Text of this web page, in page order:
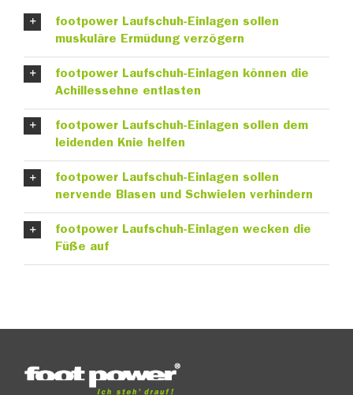
footpower Laufschuh-Einlagen sollen
muskuläre Ermüdung verzögern
footpower Laufschuh-Einlagen können die
Achillessehne entlasten
footpower Laufschuh-Einlagen sollen dem
leidenden Knie helfen
footpower Laufschuh-Einlagen sollen
nervende Blasen und Schwielen verhindern
footpower Laufschuh-Einlagen wecken die
Füße auf